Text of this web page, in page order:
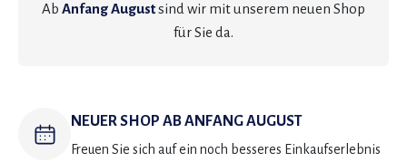
Ab Anfang Augustsind wir mit unserem neuen Shop
für Sie da.
NEUER SHOP AB ANFANG AUGUST
Freuen Sie sich auf ein noch besseres Einkaufserlebnis